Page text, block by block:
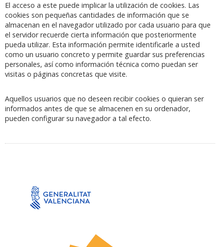
El acceso a este puede implicar la utilización de cookies. Las
cookies son pequeñas cantidades de información que se
almacenan en el navegador utilizado por cada usuario para que
el servidor recuerde cierta información que posteriormente
pueda utilizar. Esta información permite identificarle a usted
como un usuario concreto y permite guardar sus preferencias
personales, así como información técnica como puedan ser
visitas o páginas concretas que visite.
Aquellos usuarios que no deseen recibir cookies o quieran ser
informados antes de que se almacenen en su ordenador,
pueden configurar su navegador a tal efecto.